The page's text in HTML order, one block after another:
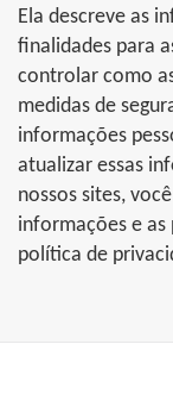
Ela descreve as
finalidades para
controlar como
medidas de
informações
atualizar essas
nossos sites,
informações e as
política de